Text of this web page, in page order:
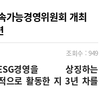
능경영위원회 개최
조회수 : 949
영을 상징하는
으로 활동한 지 3년 차를